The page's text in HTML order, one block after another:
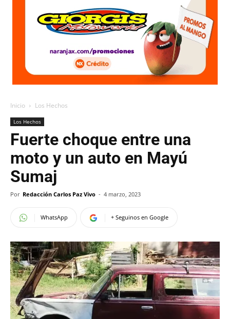
Inicio Los Hechos
Los Hechos
Fuerte choque entre una
moto y un auto en Mayú
Sumaj
Por Redacción Carlos Paz Vivo - 4 marzo, 2023
WhatsApp + Seguinos en Google